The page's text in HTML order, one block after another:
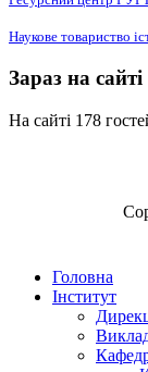
Наукове товариство
Зараз на сайті
На сайті 178
Головна
Інститут